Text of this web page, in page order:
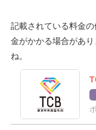
記載されている料金
金がかかる場合があ
ね。